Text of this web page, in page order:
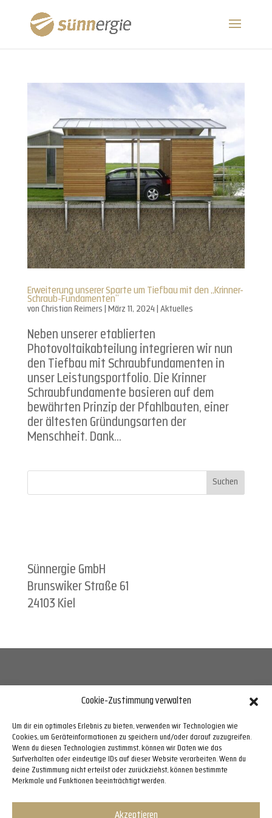
Cookie-Zustimmung verwalten
Um dir ein optimales Erlebnis zu bieten, verwenden wir Technologien wie
Cookies, um Geräteinformationen zu speichern und/oder darauf zuzugreifen.
Wenn du diesen Technologien zustimmst, können wir Daten wie das
Surfverhalten oder eindeutige IDs auf dieser Website verarbeiten. Wenn du
deine Zustimmung nicht erteilst oder zurückziehst, können bestimmte
Merkmale und Funktionen beeinträchtigt werden.
Akzeptieren
Erweiterung unserer Sparte um Tiefbau mit den „Krinner-
Schraub-Fundamenten“
von Christian Reimers März 11, 2024 Aktuelles
Neben unserer etablierten
Photovoltaikabteilung integrieren wir nun
den Tiefbau mit Schraubfundamenten in
unser Leistungsportfolio. Die Krinner
Schraubfundamente basieren auf dem
bewährten Prinzip der Pfahlbauten, einer
der ältesten Gründungsarten der
Menschheit. Dank...
Suchen
Sünnergie GmbH
Brunswiker Straße 61
24103 Kiel
Telefon 0431 72 00 33 70,
info@suennergie.de
Bürozeiten: Mo–Do 07.30 Uhr–17.00 Uhr,Fr
07.30 Uhr–13.00 Uhr,Sa–So geschlossen